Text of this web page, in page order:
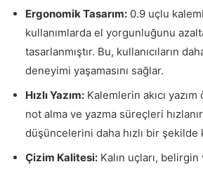
Ergonomik Tasarım: 0.9 uçlu
kullanımlarda el yorgunluğunu
tasarlanmıştır. Bu, kullanıcıların
deneyimi yaşamasını sağlar.
Hızlı Yazım: Kalemlerin akıcı
not alma ve yazma süreçleri
düşüncelerini daha hızlı bir şekilde
Çizim Kalitesi: Kalın uçları,